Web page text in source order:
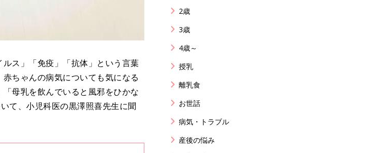
ス」「免疫」「抗体」という言葉
ちゃんの病気についても気になる
母乳を飲んでいると風邪をひかな
て、小児科医の黒澤照喜先生に聞
2歳
3歳
4歳～
授乳
離乳食
お世話
病気・トラブル
産後の悩み